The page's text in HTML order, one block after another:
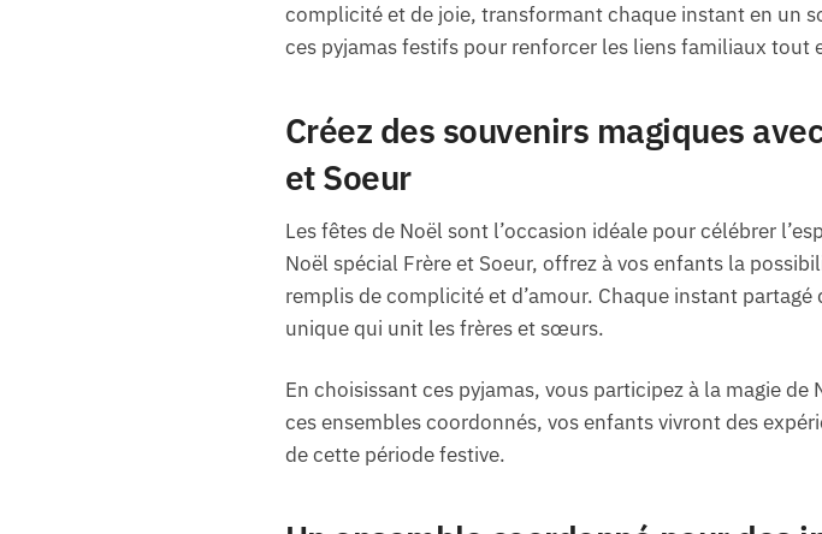
complicité et de joie, transformant chaque instant en un
ces pyjamas festifs pour renforcer les liens familiaux tout
Créez des souvenirs magiques
et Soeur
Les fêtes de Noël sont l’occasion idéale pour célébrer
Noël spécial Frère et Soeur, offrez à vos enfants la
remplis de complicité et d’amour. Chaque instant
unique qui unit les frères et sœurs.
En choisissant ces pyjamas, vous participez à la magie
ces ensembles coordonnés, vos enfants vivront des
de cette période festive.